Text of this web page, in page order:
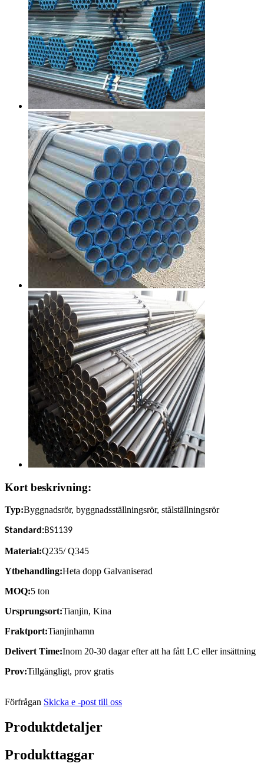
Kort beskrivning:
Typ:Byggnadsrör, byggnadsställningsrör, stålställningsrör
Standard:BS1139
Material:Q235/ Q345
Ytbehandling:Heta dopp Galvaniserad
MOQ:5 ton
Ursprungsort:Tianjin, Kina
Fraktport:Tianjinhamn
Delivert Time:Inom 20-30 dagar efter att ha fått LC eller insättning
Prov:Tillgängligt, prov gratis
Förfrågan Skicka e -post till oss
Produktdetaljer
Produkttaggar